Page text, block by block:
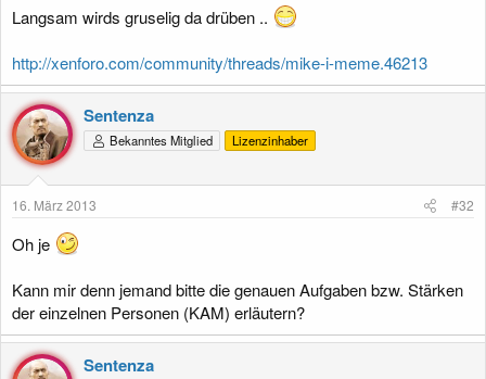
Langsam wirds gruselig da drüben ..
http://xenforo.com/community/threads/mike-i-meme.46213
Sentenza
Bekanntes Mitglied Lizenzinhaber
16. März 2013 #32
Oh je
Kann mir denn jemand bitte die genauen Aufgaben bzw. Stärken
der einzelnen Personen (KAM) erläutern?
Sentenza